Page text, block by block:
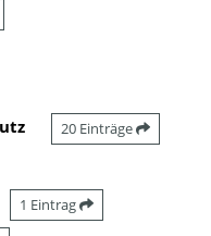
20 Einträge
1 Eintrag